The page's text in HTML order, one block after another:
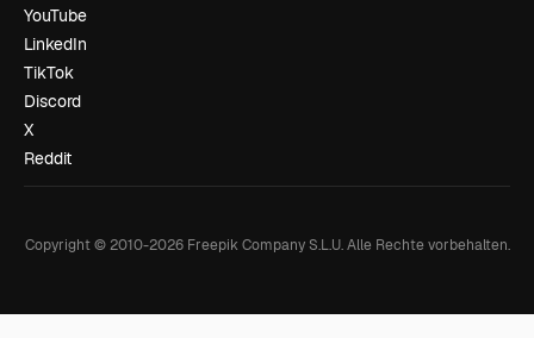
YouTube
LinkedIn
TikTok
Discord
X
Reddit
Copyright © 2010-2026Freepik Company S.L.U. Alle Rechte vorbehalten.